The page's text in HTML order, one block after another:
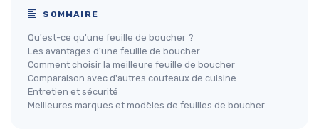
SOMMAIRE
Qu'est-ce qu'une feuille de boucher ?
Les avantages d'une feuille de boucher
Comment choisir la meilleure feuille de boucher
Comparaison avec d'autres couteaux de cuisine
Entretien et sécurité
Meilleures marques et modèles de feuilles de boucher